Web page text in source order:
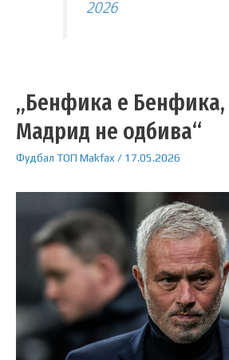
2026
„Бенфика е Бенфика,
Мадрид не одбива“
Фудбал ТОП Makfax/ 17.05.2026